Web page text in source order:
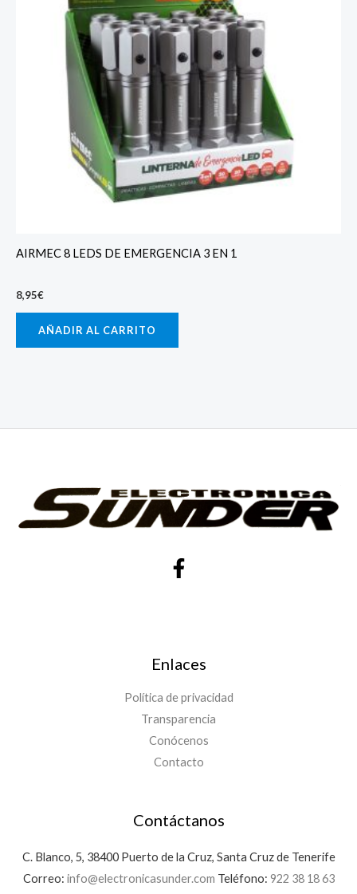
AIRMEC 8 LEDS DE EMERGENCIA 3 EN 1
8,95€
AÑADIR AL CARRITO
Enlaces
Política de privacidad
Transparencia
Conócenos
Contacto
Contáctanos
C. Blanco, 5, 38400 Puerto de la Cruz, Santa Cruz de Tenerife
Correo: info@electronicasunder.com Teléfono: 922 38 18 63